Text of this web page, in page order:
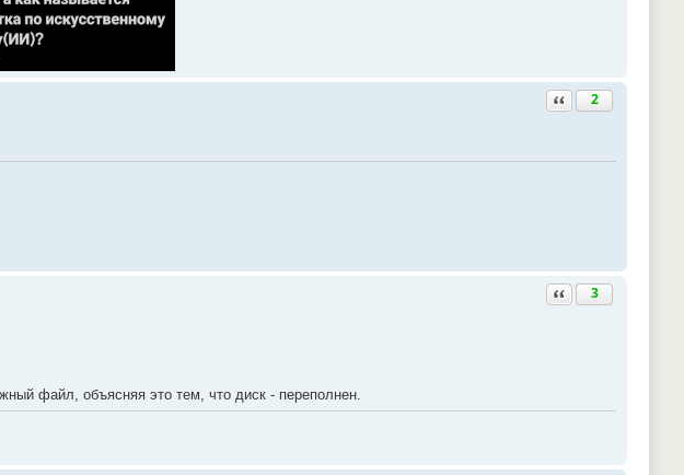
Ответить с цитатой
2
Ответить с цитатой
3
файл, объясняя это тем, что диск - переполнен.